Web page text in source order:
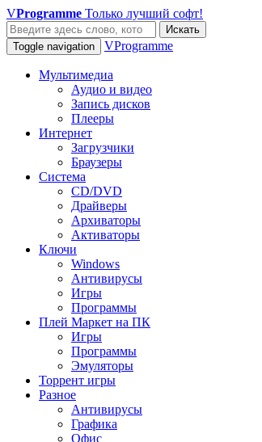
VProgramme Только лучший софт!
Искать
Toggle navigation
VProgramme
Мультимедиа
Аудио и видео
Запись дисков
Плееры
Интернет
Загрузчики
Браузеры
Система
CD/DVD
Драйверы
Архиваторы
Активаторы
Ключи
Windows
Антивирусы
Игры
Программы
Плей Маркет на ПК
Игры
Программы
Эмуляторы
Торрент игры
Разное
Антивирусы
Графика
Офис